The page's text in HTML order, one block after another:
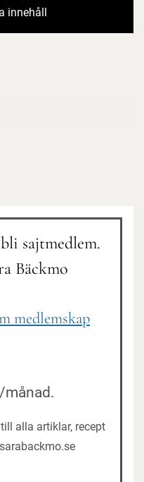
innehåll
sajtmedlem.
Bäckmo
medlemskap
/månad.
alla artiklar, recept